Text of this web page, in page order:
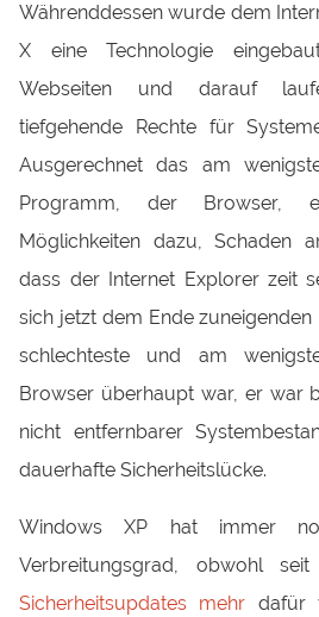
Währenddessen wurde dem
X eine Technologie
Webseiten und darauf
tiefgehende Rechte für
Ausgerechnet das am
Programm, der Browser,
Möglichkeiten dazu, Schaden
dass der Internet Explorer zeit
sich jetzt dem Ende
schlechteste und am
Browser überhaupt war, er war
nicht entfernbarer
dauerhafte Sicherheitslücke.
Windows XP hat immer
Verbreitungsgrad, obwohl
Sicherheitsupdates mehr dafür